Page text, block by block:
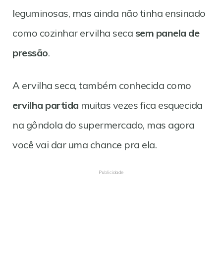
leguminosas, mas ainda não tinha ensinado
como cozinhar ervilha seca sem panela de
pressão.
A ervilha seca, também conhecida como
ervilha partida muitas vezes fica esquecida
na gôndola do supermercado, mas agora
você vai dar uma chance pra ela.
Publicidade